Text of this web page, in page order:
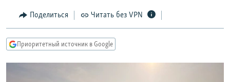
Вернутся
КУЛЬТУРА
КАВКАЗ.РЕАЛИИ
Поделиться Читать без VPN
Приоритетный источник в Google